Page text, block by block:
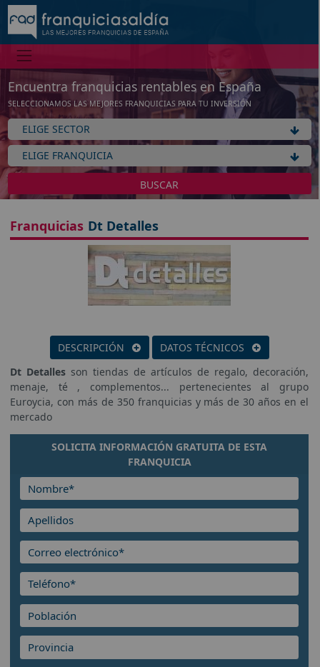
Encuentra franquicias rentables en España
SELECCIONAMOS LAS MEJORES FRANQUICIAS PARA TU INVERSIÓN
BUSCAR
Franquicias Dt Detalles
DESCRIPCIÓN
DATOS TÉCNICOS
Dt Detalles son tiendas de artículos de regalo, decoración,
menaje, té , complementos... pertenecientes al grupo
Euroycia, con más de 350 franquicias y más de 30 años en el
mercado
SOLICITA INFORMACIÓN GRATUITA DE ESTA
FRANQUICIA
Información
No tenemos información de la expansión de esta franquicia
Ver franquicias de Hogar / Decoración / Mobiliario